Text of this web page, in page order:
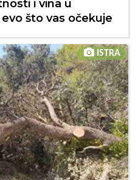
i vina u
što vas očekuje
ISTRA